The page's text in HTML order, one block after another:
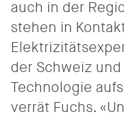
auch in der
stehen in
der Schweiz
Technologie
verrät Fuchs.